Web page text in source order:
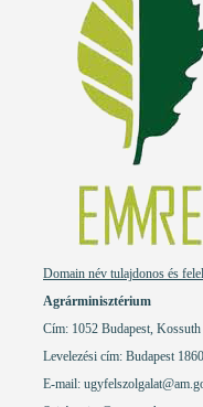
Domain név tulajdonos és
Agrárminisztérium
Cím: 1052 Budapest,
Levelezési cím: Budapest
E-mail: